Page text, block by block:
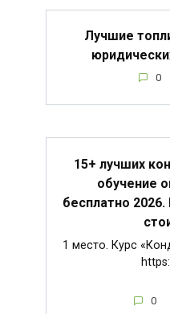
Лучшие
0
15+ лучших
обучение
бесплатно
1 место. Курс
0